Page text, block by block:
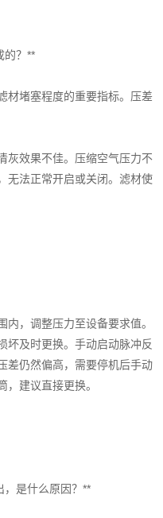
的？**
材堵塞程度的重要指标。压差
灰效果不佳。压缩空气压力不
无法正常开启或关闭。滤材使
，调整压力至设备要求值。
坏及时更换。手动启动脉冲反
差仍然偏高，需要停机后手动
建议直接更换。
，是什么原因？**